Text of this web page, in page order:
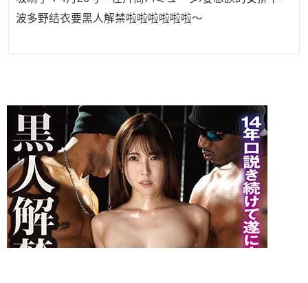
波多野结衣要黑人解禁啦啦啦啦啦啦～